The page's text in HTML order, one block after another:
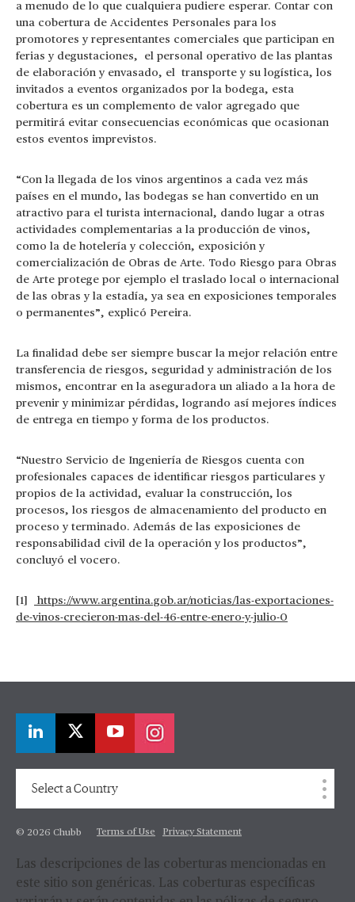
a menudo de lo que cualquiera pudiere esperar. Contar con
una cobertura de Accidentes Personales para los
promotores y representantes comerciales que participan en
ferias y degustaciones, el personal operativo de las plantas
de elaboración y envasado, el transporte y su logística, los
invitados a eventos organizados por la bodega, esta
cobertura es un complemento de valor agregado que
permitirá evitar consecuencias económicas que ocasionan
estos eventos imprevistos.
“Con la llegada de los vinos argentinos a cada vez más
países en el mundo, las bodegas se han convertido en un
atractivo para el turista internacional, dando lugar a otras
actividades complementarias a la producción de vinos,
como la de hotelería y colección, exposición y
comercialización de Obras de Arte. Todo Riesgo para Obras
de Arte protege por ejemplo el traslado local o internacional
de las obras y la estadía, ya sea en exposiciones temporales
o permanentes”, explicó Pereira.
La finalidad debe ser siempre buscar la mejor relación entre
transferencia de riesgos, seguridad y administración de los
mismos, encontrar en la aseguradora un aliado a la hora de
prevenir y minimizar pérdidas, logrando así mejores índices
de entrega en tiempo y forma de los productos.
“Nuestro Servicio de Ingeniería de Riesgos cuenta con
profesionales capaces de identificar riesgos particulares y
propios de la actividad, evaluar la construcción, los
procesos, los riesgos de almacenamiento del producto en
proceso y terminado. Además de las exposiciones de
responsabilidad civil de la operación y los productos”,
concluyó el vocero.
[1]
https://www.argentina.gob.ar/noticias/las-exportaciones-
de-vinos-crecieron-mas-del-46-entre-enero-y-julio-0
Select a Country
© 2026 Chubb Terms of Use Privacy Statement
Las descripciones de las coberturas mencionadas en
este sitio son genéricas. Las coberturas específicas